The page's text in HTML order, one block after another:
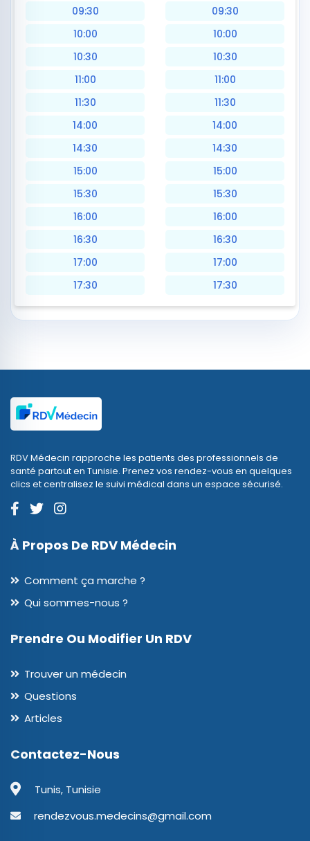
09:30
10:00
10:30
11:00
11:30
14:00
14:30
15:00
15:30
16:00
16:30
17:00
17:30
09:30
10:00
10:30
11:00
11:30
14:00
14:30
15:00
15:30
16:00
16:30
17:00
17:30
RDV Médecin rapproche les patients des professionnels de
santé partout en Tunisie. Prenez vos rendez-vous en quelques
clics et centralisez le suivi médical dans un espace sécurisé.
À Propos De RDV Médecin
Comment ça marche ?
Qui sommes-nous ?
Prendre Ou Modifier Un RDV
Trouver un médecin
Questions
Articles
Contactez-Nous
Tunis, Tunisie
rendezvous.medecins@gmail.com